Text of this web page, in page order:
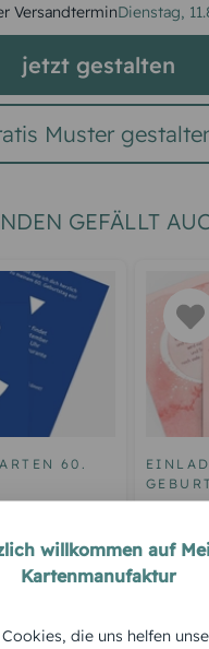
VersandterminDienstag,
jetzt gestalten
Muster
GEFÄLLT
60.
willkommen auf
Kartenmanufaktur
die uns helfen